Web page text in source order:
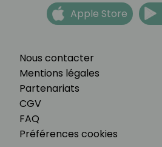
Nous contacter
Mentions légales
Partenariats
CGV
FAQ
Préférences cookies
Apple Store